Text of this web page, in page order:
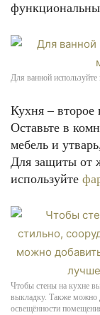
Для ванной
Кухня – второе
Оставьте в
мебель и
Для защиты от
используйте
Чтобы стены на кухне
выкладку. Также можно
освещённости